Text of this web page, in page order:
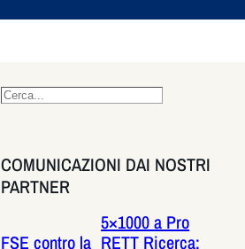
S
r
c
COMUNICAZIONI DAI NOSTRI
PARTNER
FSE contro la
5×1000 a Pro
RETT Ricerca: